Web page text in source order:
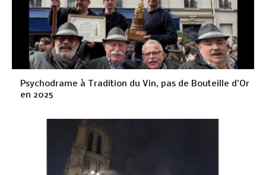
Psychodrame à Tradition du Vin, pas de Bouteille d’Or
en 2025